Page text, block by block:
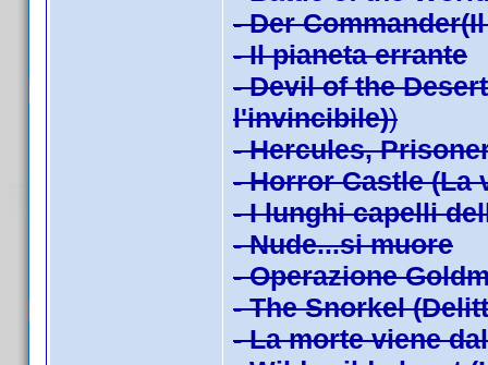
- Der
- Il pianeta errante
- Devil of the
l'invincibile))
- Hercules,
- Horror Castle (La
- I lunghi capelli
- Nude...si muore
- Operazione
- The Snorkel
- La morte viene